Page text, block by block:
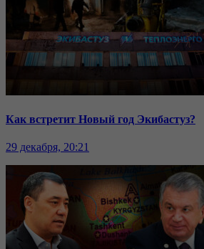
Как встретит Новый год Экибастуз?
29 декабря, 20:21